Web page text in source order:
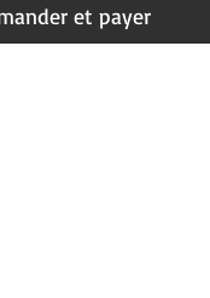
et payer